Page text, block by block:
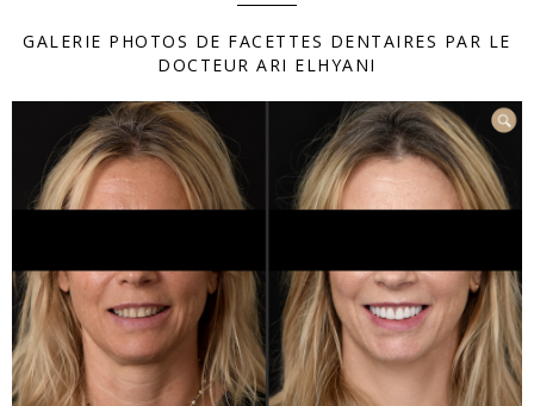
GALERIE PHOTOS DE FACETTES DENTAIRES PAR LE
DOCTEUR ARI ELHYANI